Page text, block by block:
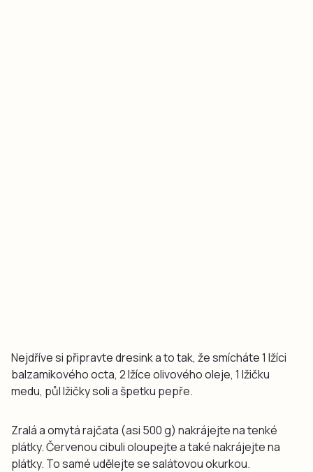
Nejdříve si připravte dresink a to tak, že smícháte 1 lžíci
balzamikového octa, 2 lžíce olivového oleje, 1 lžičku
medu, půl lžičky soli a špetku pepře.
Zralá a omytá rajčata (asi 500 g) nakrájejte na tenké
plátky. Červenou cibuli oloupejte a také nakrájejte na
plátky. To samé udělejte se salátovou okurkou.